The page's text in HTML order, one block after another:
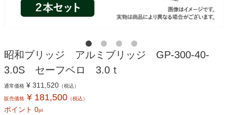
昭和ブリッジ アルミブリッジ GP-300-40-
3.0S セーフベロ 3.0ｔ
通常価格 ¥ 311,520 （税込）
販売価格 ¥ 181,500 （税込）
ポイント 0pt